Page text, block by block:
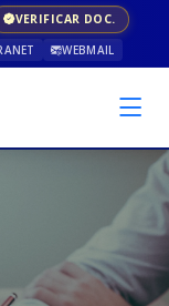
VERIFICAR DOC.
WEBMAIL